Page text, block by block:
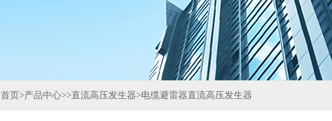
首页>产品中心>>直流高压发生器>电缆避雷器直流高压发生器